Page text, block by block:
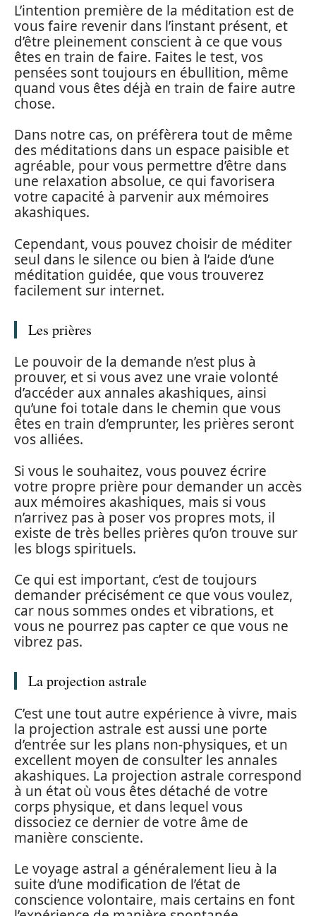
L’intention première de la méditation est de
vous faire revenir dans l’instant présent, et
d’être pleinement conscient à ce que vous
êtes en train de faire. Faites le test, vos
pensées sont toujours en ébullition, même
quand vous êtes déjà en train de faire autre
chose.
Dans notre cas, on préfèrera tout de même
des méditations dans un espace paisible et
agréable, pour vous permettre d’être dans
une relaxation absolue, ce qui favorisera
votre capacité à parvenir aux mémoires
akashiques.
Cependant, vous pouvez choisir de méditer
seul dans le silence ou bien à l’aide d’une
méditation guidée, que vous trouverez
facilement sur internet.
Les prières
Le pouvoir de la demande n’est plus à
prouver, et si vous avez une vraie volonté
d’accéder aux annales akashiques, ainsi
qu’une foi totale dans le chemin que vous
êtes en train d’emprunter, les prières seront
vos alliées.
Si vous le souhaitez, vous pouvez écrire
votre propre prière pour demander un accès
aux mémoires akashiques, mais si vous
n’arrivez pas à poser vos propres mots, il
existe de très belles prières qu’on trouve sur
les blogs spirituels.
Ce qui est important, c’est de toujours
demander précisément ce que vous voulez,
car nous sommes ondes et vibrations, et
vous ne pourrez pas capter ce que vous ne
vibrez pas.
La projection astrale
C’est une tout autre expérience à vivre, mais
la projection astrale est aussi une porte
d’entrée sur les plans non-physiques, et un
excellent moyen de consulter les annales
akashiques. La projection astrale correspond
à un état où vous êtes détaché de votre
corps physique, et dans lequel vous
dissociez ce dernier de votre âme de
manière consciente.
Le voyage astral a généralement lieu à la
suite d’une modification de l’état de
conscience volontaire, mais certains en font